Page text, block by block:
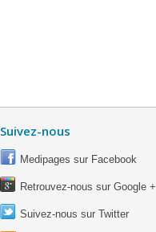
Suivez-nous
Medipages sur Facebook
Retrouvez-nous sur Google +
Suivez-nous sur Twitter